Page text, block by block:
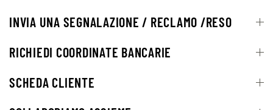
INVIA UNA SEGNALAZIONE / RECLAMO /RESO
RICHIEDI COORDINATE BANCARIE
SCHEDA CLIENTE